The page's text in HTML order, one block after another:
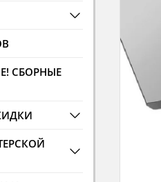
СБОРНЫЕ